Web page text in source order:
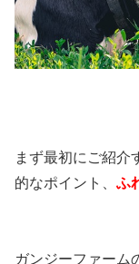
まず最初にご紹介
的なポイント、 ふ
ガンジーファーム